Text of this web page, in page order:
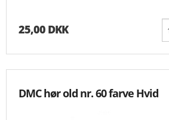
25,00 DKK
DMC hør old nr. 60 farve Hvid